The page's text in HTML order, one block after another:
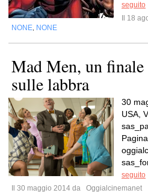
seguito
Il 18
NONE NONE
Mad Men, un
sulle labbra
30
USA,
seguito
Il 30 maggio 2014 da
Oggialcinemanet